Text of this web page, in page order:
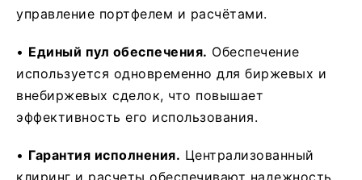
управление портфелем и расчётами.
• Единый пул обеспечения. Обеспечение
используется одновременно для биржевых и
внебиржевых сделок, что повышает
эффективность его использования.
• Гарантия исполнения. Централизованный
клиринг и расчеты обеспечивают надежность